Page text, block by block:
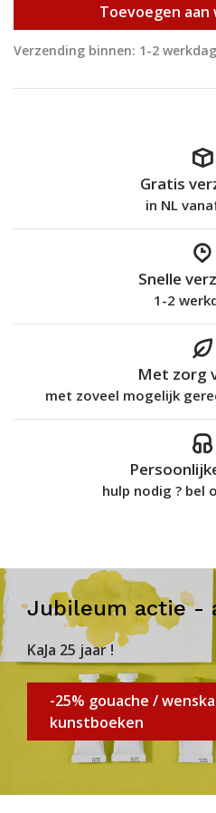
Toevoegen aan
Verzending binnen: 1-2
Gratis
in NL
Snelle
1-2
Met zorg
met zoveel mogelijk
hulp nodig ? bel
Jubileum actie -
KaJa 25 jaar !
-25% gouache /
kunstboeken